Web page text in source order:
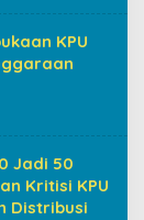
KPU
Jadi 50
Kritisi KPU
Distribusi